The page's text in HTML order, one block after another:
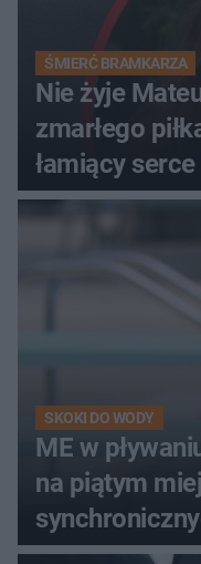
ŚMIERĆ BRAMKARZA
Nie żyje
zmarłego
łamiący
SKOKI DO WODY
ME w
na piątym